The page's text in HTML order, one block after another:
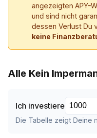
angezeigten APY-
und sind nicht
dessen Verlust Du
keine
Alle Kein
Ich investiere
Die Tabelle zeigt Deine